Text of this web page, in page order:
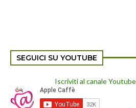
SEGUICI SU YOUTUBE
Iscriviti al canale